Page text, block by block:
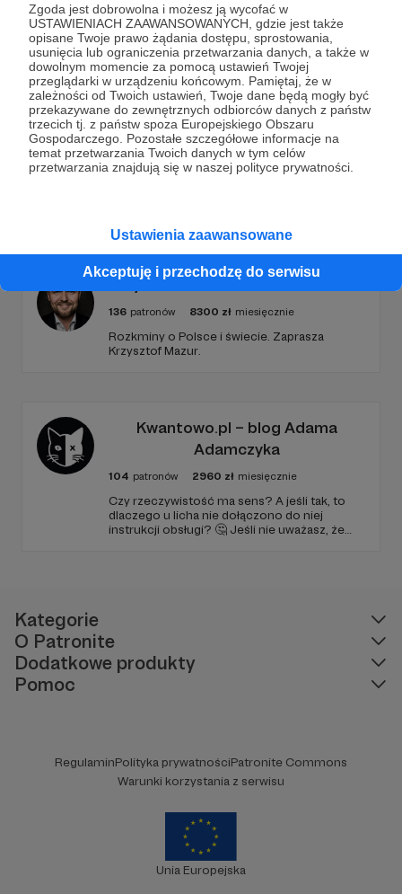
Zgoda jest dobrowolna i możesz ją wycofać w
USTAWIENIACH ZAAWANSOWANYCH, gdzie jest także
opisane Twoje prawo żądania dostępu, sprostowania,
usunięcia lub ograniczenia przetwarzania danych, a także w
dowolnym momencie za pomocą ustawień Twojej
przeglądarki w urządzeniu końcowym. Pamiętaj, że w
zależności od Twoich ustawień, Twoje dane będą mogły być
przekazywane do zewnętrznych odbiorców danych z państw
trzecich tj. z państw spoza Europejskiego Obszaru
Gospodarczego. Pozostałe szczegółowe informacje na
temat przetwarzania Twoich danych w tym celów
przetwarzania znajdują się w naszej polityce prywatności.
Ustawienia zaawansowane
Akceptuję i przechodzę do serwisu
W 2017 roku zorganizowałamkonferencję z
okazji 10 lecia portalu ZapytajPolozna.pl. Oj
działo się działo! Sami zobaczcie :) Marzy mi się
kiedyś powtórzyć organizację tak dużego
wydarzenia.
Rozwiń opis
Krzysztof Mazur. Geoekonomia
136 patronów 8300 zł miesięcznie
Rozkminy o Polsce i świecie. Zaprasza
Krzysztof Mazur.
Kwantowo.pl – blog Adama
Adamczyka
104 patronów 2960 zł miesięcznie
Czy rzeczywistość ma sens? A jeśli tak, to
dlaczego u licha nie dołączono do niej
instrukcji obsługi? 🤔 Jeśli nie uważasz, że
Kategorie
O Patronite
Dodatkowe produkty
Pomoc
RegulaminPolityka prywatnościPatronite Commons
Warunki korzystania z serwisu
Unia Europejska